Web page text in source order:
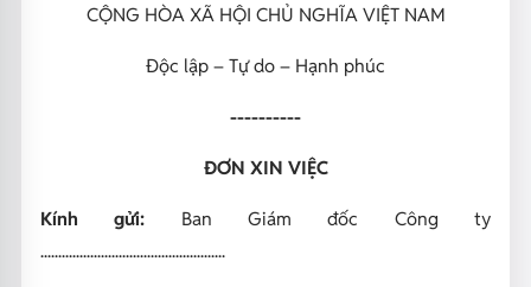
CỘNG HÒA XÃ HỘI CHỦ NGHĨA VIỆT NAM
Độc lập – Tự do – Hạnh phúc
----------
ĐƠN XIN VIỆC
Kính gửi: Ban Giám đốc Công ty
....................................................